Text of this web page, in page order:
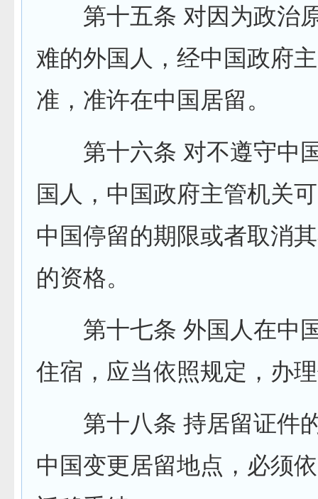
第十五条 对因为政治
难的外国人，经中国政府
准，准许在中国居留。
第十六条 对不遵守中
国人，中国政府主管机关
中国停留的期限或者取消
的资格。
第十七条 外国人在中
住宿，应当依照规定，办
第十八条 持居留证件
中国变更居留地点，必须